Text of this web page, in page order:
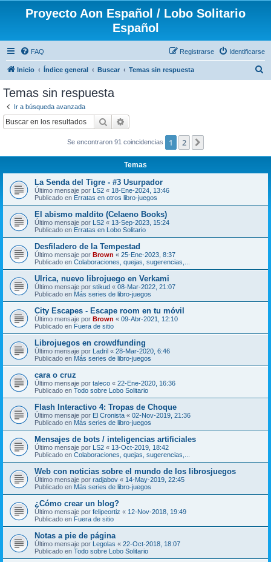
Proyecto Aon Español / Lobo Solitario
Español
FAQ Identificarse
Registrarse
Inicio Índice general Buscar Temas sin respuesta
Temas sin respuesta
Ir a búsqueda avanzada
Buscar
Se encontraron 91 coincidencias 1 2
Temas
La Senda del Tigre - #3 Usurpador
Último mensaje por LS2 « 18-Ene-2024, 13:46
Publicado en Erratas en otros libro-juegos
El abismo maldito (Celaeno Books)
Último mensaje por LS2 « 13-Sep-2023, 15:24
Publicado en Erratas en Lobo Solitario
Desfiladero de la Tempestad
Último mensaje por Brown « 25-Ene-2023, 8:37
Publicado en Colaboraciones, quejas, sugerencias,...
Ulrica, nuevo librojuego en Verkami
Último mensaje por stikud « 08-Mar-2022, 21:07
Publicado en Más series de libro-juegos
City Escapes - Escape room en tu móvil
Último mensaje por Brown « 09-Abr-2021, 12:10
Publicado en Fuera de sitio
Librojuegos en crowdfunding
Último mensaje por Ladril « 28-Mar-2020, 6:46
Publicado en Más series de libro-juegos
cara o cruz
Último mensaje por taleco « 22-Ene-2020, 16:36
Publicado en Todo sobre Lobo Solitario
Flash Interactivo 4: Tropas de Choque
Último mensaje por El Cronista « 02-Nov-2019, 21:36
Publicado en Más series de libro-juegos
Mensajes de bots / inteligencias artificiales
Último mensaje por LS2 « 13-Oct-2019, 18:42
Publicado en Colaboraciones, quejas, sugerencias,...
Web con noticias sobre el mundo de los librosjuegos
Último mensaje por radjabov « 14-May-2019, 22:45
Publicado en Más series de libro-juegos
¿Cómo crear un blog?
Último mensaje por felipeortiz « 12-Nov-2018, 19:49
Publicado en Fuera de sitio
Notas a pie de página
Último mensaje por Legolas « 22-Oct-2018, 18:07
Publicado en Todo sobre Lobo Solitario